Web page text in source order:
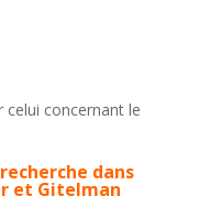
concernant le
dans
et Gitelman